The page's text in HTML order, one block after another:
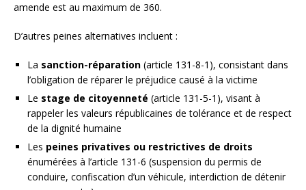
amende est au maximum de 360.
D’autres peines alternatives incluent :
La sanction-réparation (article 131-8-1), consistant dans
l’obligation de réparer le préjudice causé à la victime
Le stage de citoyenneté (article 131-5-1), visant à
rappeler les valeurs républicaines de tolérance et de respect
de la dignité humaine
Les peines privatives ou restrictives de droits
énumérées à l’article 131-6 (suspension du permis de
conduire, confiscation d’un véhicule, interdiction de détenir